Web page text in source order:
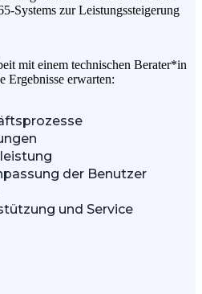
Systems zur Leistungssteigerung
mit einem technischen Berater*in
Ergebnisse erwarten:
der Benutzer
und Service